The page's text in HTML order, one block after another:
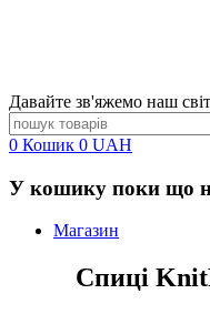
Давайте зв'яжемо наш
0 Кошик 0 UAH
У кошику поки що
Магазин
Спиці